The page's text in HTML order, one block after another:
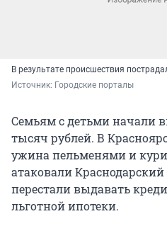
В результате происшествия
Источник: Городские порталы
Семьям с детьми начали
тысяч рублей. В
ужина пельменями и
атаковали
перестали выдавать
льготной ипотеки.